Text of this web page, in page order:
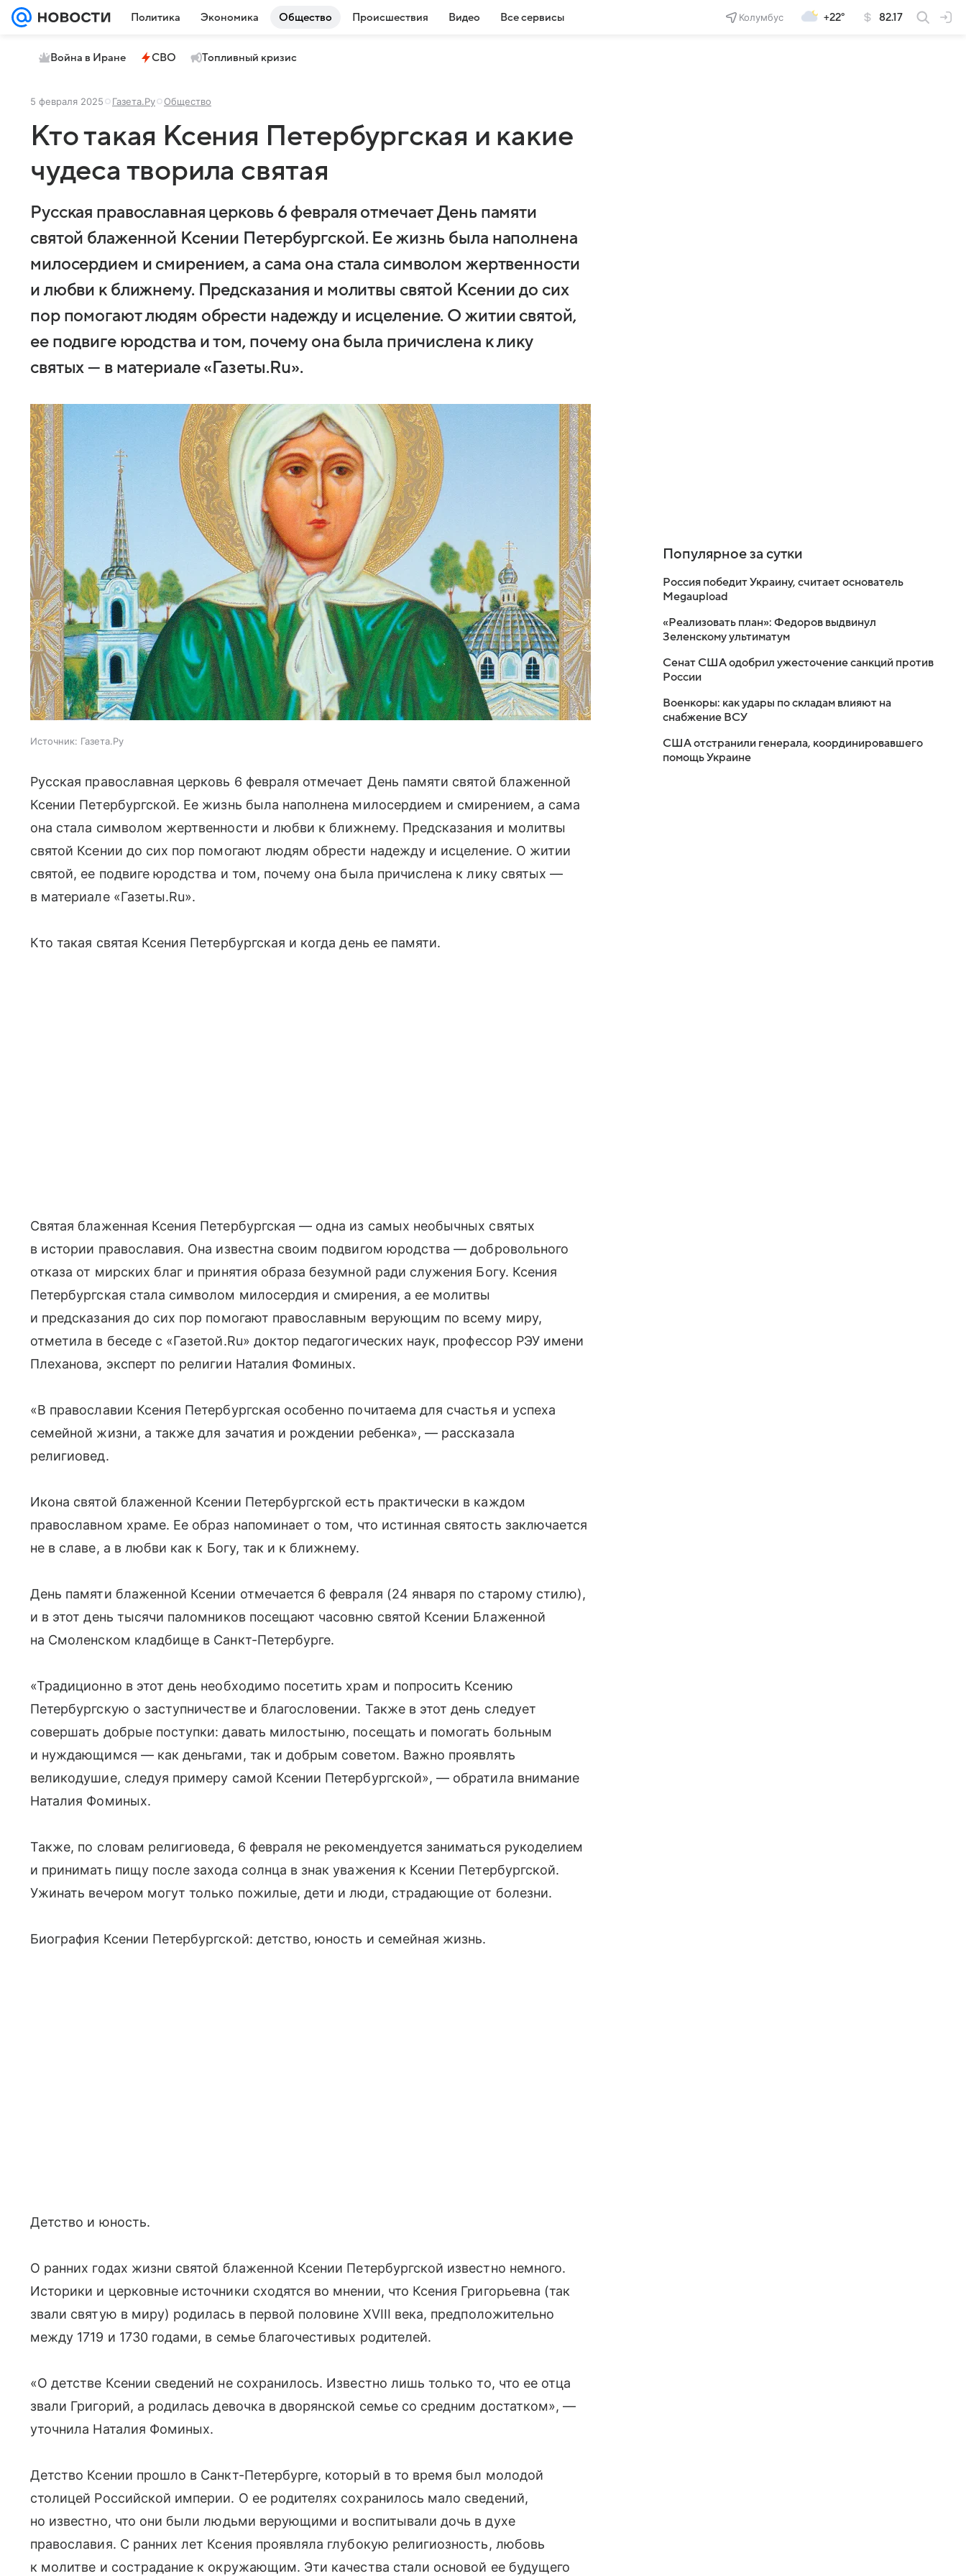
Политика Экономика Общество Происшествия Видео Все сервисы Колумбус +22° 82.17
Война в Иране СВО Топливный кризис
5 февраля 2025 Газета.Ру Общество
Кто такая Ксения Петербургская и какие
чудеса творила святая
Русская православная церковь 6 февраля отмечает День памяти
святой блаженной Ксении Петербургской. Ее жизнь была наполнена
милосердием и смирением, а сама она стала символом жертвенности
и любви к ближнему. Предсказания и молитвы святой Ксении до сих
пор помогают людям обрести надежду и исцеление. О житии святой,
ее подвиге юродства и том, почему она была причислена к лику
святых — в материале «Газеты.Ru».
Источник: Газета.Ру
Русская православная церковь 6 февраля отмечает День памяти святой блаженной
Ксении Петербургской. Ее жизнь была наполнена милосердием и смирением, а сама
она стала символом жертвенности и любви к ближнему. Предсказания и молитвы
святой Ксении до сих пор помогают людям обрести надежду и исцеление. О житии
святой, ее подвиге юродства и том, почему она была причислена к лику святых —
в материале «Газеты.Ru».
Кто такая святая Ксения Петербургская и когда день ее памяти.
Святая блаженная Ксения Петербургская — одна из самых необычных святых
в истории православия. Она известна своим подвигом юродства — добровольного
отказа от мирских благ и принятия образа безумной ради служения Богу. Ксения
Петербургская стала символом милосердия и смирения, а ее молитвы
и предсказания до сих пор помогают православным верующим по всему миру,
отметила в беседе с «Газетой.Ru» доктор педагогических наук, профессор РЭУ имени
Плеханова, эксперт по религии Наталия Фоминых.
«В православии Ксения Петербургская особенно почитаема для счастья и успеха
семейной жизни, а также для зачатия и рождении ребенка», — рассказала
религиовед.
Икона святой блаженной Ксении Петербургской есть практически в каждом
православном храме. Ее образ напоминает о том, что истинная святость заключается
не в славе, а в любви как к Богу, так и к ближнему.
День памяти блаженной Ксении отмечается 6 февраля (24 января по старому стилю),
и в этот день тысячи паломников посещают часовню святой Ксении Блаженной
на Смоленском кладбище в Санкт-Петербурге.
«Традиционно в этот день необходимо посетить храм и попросить Ксению
Петербургскую о заступничестве и благословении. Также в этот день следует
совершать добрые поступки: давать милостыню, посещать и помогать больным
и нуждающимся — как деньгами, так и добрым советом. Важно проявлять
великодушие, следуя примеру самой Ксении Петербургской», — обратила внимание
Наталия Фоминых.
Также, по словам религиоведа, 6 февраля не рекомендуется заниматься рукоделием
и принимать пищу после захода солнца в знак уважения к Ксении Петербургской.
Ужинать вечером могут только пожилые, дети и люди, страдающие от болезни.
Биография Ксении Петербургской: детство, юность и семейная жизнь.
Детство и юность.
О ранних годах жизни святой блаженной Ксении Петербургской известно немного.
Историки и церковные источники сходятся во мнении, что Ксения Григорьевна (так
звали святую в миру) родилась в первой половине XVIII века, предположительно
между 1719 и 1730 годами, в семье благочестивых родителей.
«О детстве Ксении сведений не сохранилось. Известно лишь только то, что ее отца
звали Григорий, а родилась девочка в дворянской семье со средним достатком», —
уточнила Наталия Фоминых.
Детство Ксении прошло в Санкт-Петербурге, который в то время был молодой
столицей Российской империи. О ее родителях сохранилось мало сведений,
но известно, что они были людьми верующими и воспитывали дочь в духе
православия. С ранних лет Ксения проявляла глубокую религиозность, любовь
к молитве и сострадание к окружающим. Эти качества стали основой ее будущего
Популярное за сутки
Россия победит Украину, считает основатель
Megaupload
«Реализовать план»: Федоров выдвинул
Зеленскому ультиматум
Сенат США одобрил ужесточение санкций против
России
Военкоры: как удары по складам влияют на
снабжение ВСУ
США отстранили генерала, координировавшего
помощь Украине